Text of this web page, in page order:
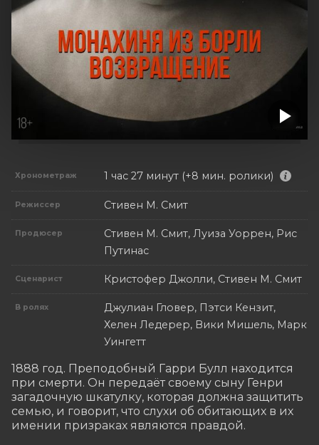
Хронометраж 1 час 27 минут (+8 мин. ролики)
Режиссер Стивен М. Смит
Продюсер
Стивен М. Смит, Луиза Уоррен, Рис
Путинас
Сценарист Кристофер Джолли, Стивен М. Смит
В ролях
Джулиан Гловер, Пэтси Кензит,
Хелен Ледерер, Вики Мишель, Марк
Уингетт
1888 год. Преподобный Гарри Булл находится
при смерти. Он передаёт своему сыну Генри
загадочную шкатулку, которая должна защитить
семью, и говорит, что слухи об обитающих в их
имении призраках являются правдой.